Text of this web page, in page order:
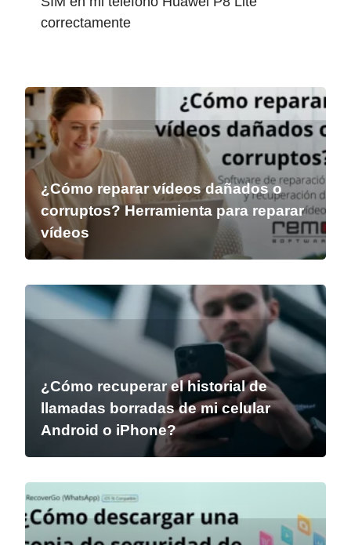
correctamente
¿Cómo reparar vídeos dañados o
corruptos? Herramienta para reparar
vídeos
¿Cómo recuperar el historial de
llamadas borradas de mi celular
Android o iPhone?